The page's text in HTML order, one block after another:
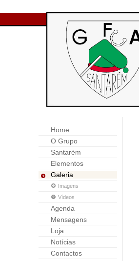
Home
O Grupo
Santarém
Elementos
Galeria
Imagens
Vídeos
Agenda
Mensagens
Loja
Notícias
Contactos